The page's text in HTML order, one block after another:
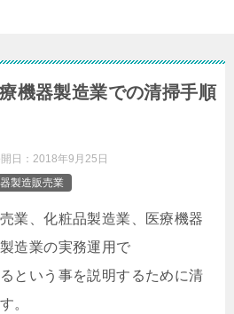
機器製造業での清掃手順
日： 2018年9月25日
製造販売業
業、化粧品製造業、医療機器
造業の実務運用で
という事を説明するために清
。